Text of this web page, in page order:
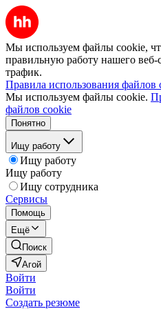
Мы используем файлы cookie,
правильную работу нашего веб-
трафик.
Правила использования файлов
Мы используем файлы cookie.
файлов cookie
Понятно
Ищу работу
Ищу работу
Ищу работу
Ищу сотрудника
Сервисы
Помощь
Ещё
Поиск
Агой
Войти
Войти
Создать резюме